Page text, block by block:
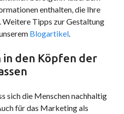
enthalten, die Ihre
Weitere Tipps zur Gestaltung
Blogartikel.
in den Köpfen der
sich die Menschen nachhaltig
für das Marketing als